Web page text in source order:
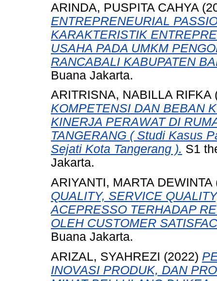
ARINDA, PUSPITA CAHYA
ENTREPRENEURIAL
KARAKTERISTIK
USAHA PADA UMKM
RANCABALI KABUPATEN
Buana Jakarta.
ARITRISNA, NABILLA RIFKA
KOMPETENSI DAN BEBAN
KINERJA PERAWAT DI
TANGERANG ( Studi Kasus
Sejati Kota Tangerang ). S1
Jakarta.
ARIYANTI, MARTA DEWINTA
QUALITY, SERVICE
ACEPRESSO TERHADAP
OLEH CUSTOMER
Buana Jakarta.
ARIZAL, SYAHREZI (2022)
INOVASI PRODUK, DAN